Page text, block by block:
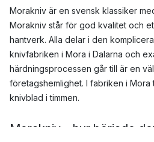
Morakniv är en svensk klassiker
Morakniv står för god kvalitet och
hantverk. Alla delar i den
knivfabriken i Mora i Dalarna och
härdningsprocessen går till är en
företagshemlighet. I fabriken i
knivblad i timmen.
Morakniv – hur började